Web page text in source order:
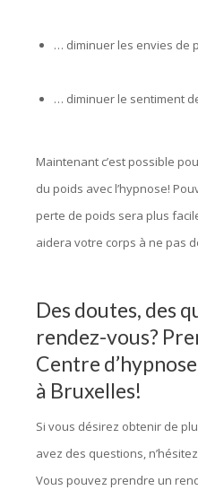
… diminuer les envies de
… diminuer le sentiment
Maintenant c’est possible
du poids avec l’hypnose!
perte de poids sera plus
aidera votre corps à ne pas
Des doutes, des
rendez-vous?
Centre
à Bruxelles!
Si vous désirez obtenir de
avez des questions,
Vous pouvez prendre un